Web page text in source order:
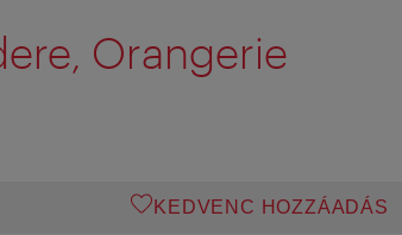
Orangerie
KEDVENC HOZZÁADÁS